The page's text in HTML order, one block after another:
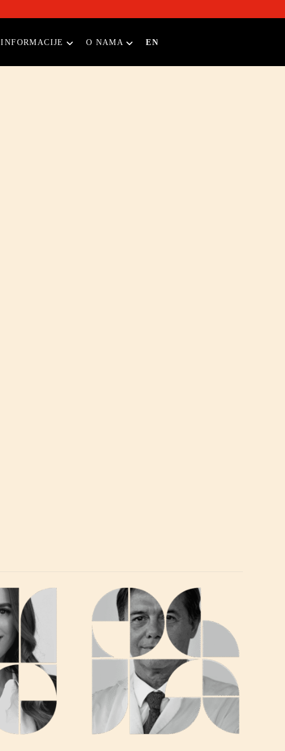
INFORMACIJE O NAMA EN